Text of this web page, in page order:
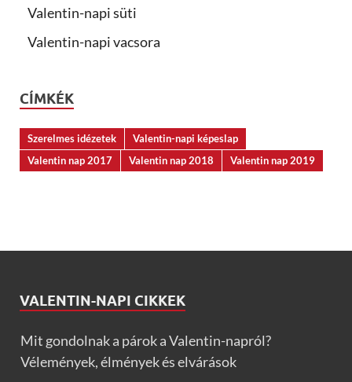
Valentin-napi süti
Valentin-napi vacsora
CÍMKÉK
Szerelmes idézetek
Valentin-napi képeslap
Valentin nap 2017
Valentin nap 2018 Valentin nap 2019
VALENTIN-NAPI CIKKEK
Mit gondolnak a párok a Valentin-napról?
Vélemények, élmények és elvárások